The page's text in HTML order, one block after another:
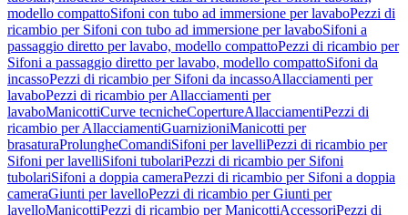
modello compattoSifoni con tubo ad immersione per lavaboPezzi di
ricambio per Sifoni con tubo ad immersione per lavaboSifoni a
passaggio diretto per lavabo, modello compattoPezzi di ricambio per
Sifoni a passaggio diretto per lavabo, modello compattoSifoni da
incassoPezzi di ricambio per Sifoni da incassoAllacciamenti per
lavaboPezzi di ricambio per Allacciamenti per
lavaboManicottiCurve tecnicheCopertureAllacciamentiPezzi di
ricambio per AllacciamentiGuarnizioniManicotti per
brasaturaProlungheComandiSifoni per lavelliPezzi di ricambio per
Sifoni per lavelliSifoni tubolariPezzi di ricambio per Sifoni
tubolariSifoni a doppia cameraPezzi di ricambio per Sifoni a doppia
cameraGiunti per lavelloPezzi di ricambio per Giunti per
lavelloManicottiPezzi di ricambio per ManicottiAccessoriPezzi di